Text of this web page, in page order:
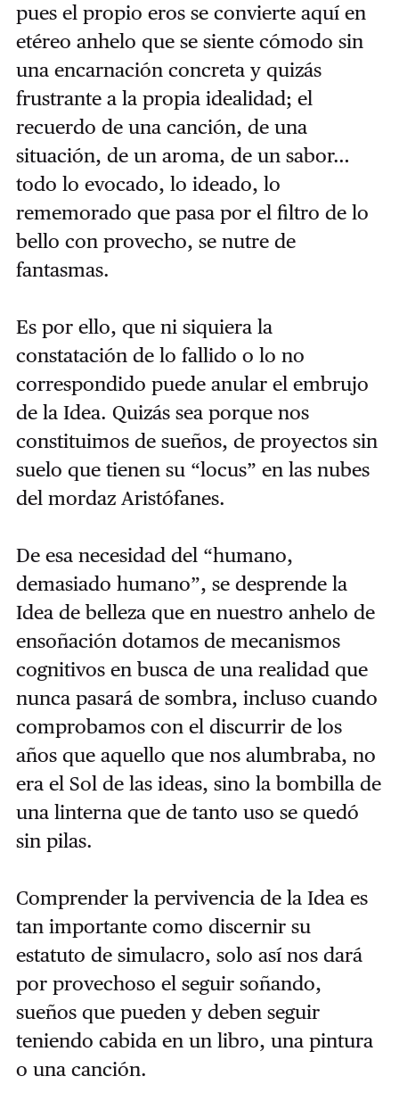
pues el propio eros se convierte aquí en
etéreo anhelo que se siente cómodo sin
una encarnación concreta y quizás
frustrante a la propia idealidad; el
recuerdo de una canción, de una
situación, de un aroma, de un sabor…
todo lo evocado, lo ideado, lo
rememorado que pasa por el filtro de lo
bello con provecho, se nutre de
fantasmas.
Es por ello, que ni siquiera la
constatación de lo fallido o lo no
correspondido puede anular el embrujo
de la Idea. Quizás sea porque nos
constituimos de sueños, de proyectos sin
suelo que tienen su “locus” en las nubes
del mordaz Aristófanes.
De esa necesidad del “humano,
demasiado humano”, se desprende la
Idea de belleza que en nuestro anhelo de
ensoñación dotamos de mecanismos
cognitivos en busca de una realidad que
nunca pasará de sombra, incluso cuando
comprobamos con el discurrir de los
años que aquello que nos alumbraba, no
era el Sol de las ideas, sino la bombilla de
una linterna que de tanto uso se quedó
sin pilas.
Comprender la pervivencia de la Idea es
tan importante como discernir su
estatuto de simulacro, solo así nos dará
por provechoso el seguir soñando,
sueños que pueden y deben seguir
teniendo cabida en un libro, una pintura
o una canción.